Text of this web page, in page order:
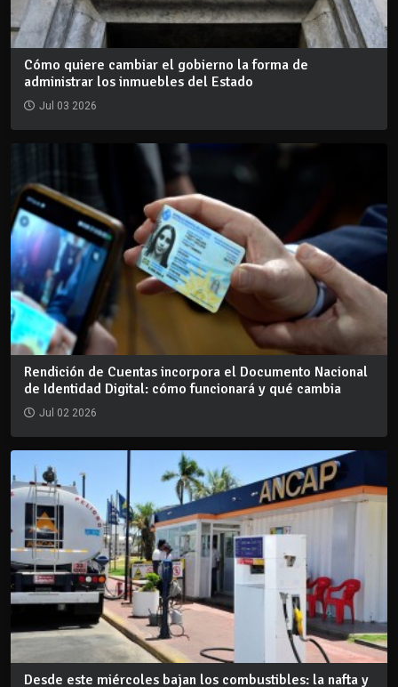
Cómo quiere cambiar el gobierno la forma de
administrar los inmuebles del Estado
Jul 03 2026
Rendición de Cuentas incorpora el Documento Nacional
de Identidad Digital: cómo funcionará y qué cambia
Jul 02 2026
Desde este miércoles bajan los combustibles: la nafta y